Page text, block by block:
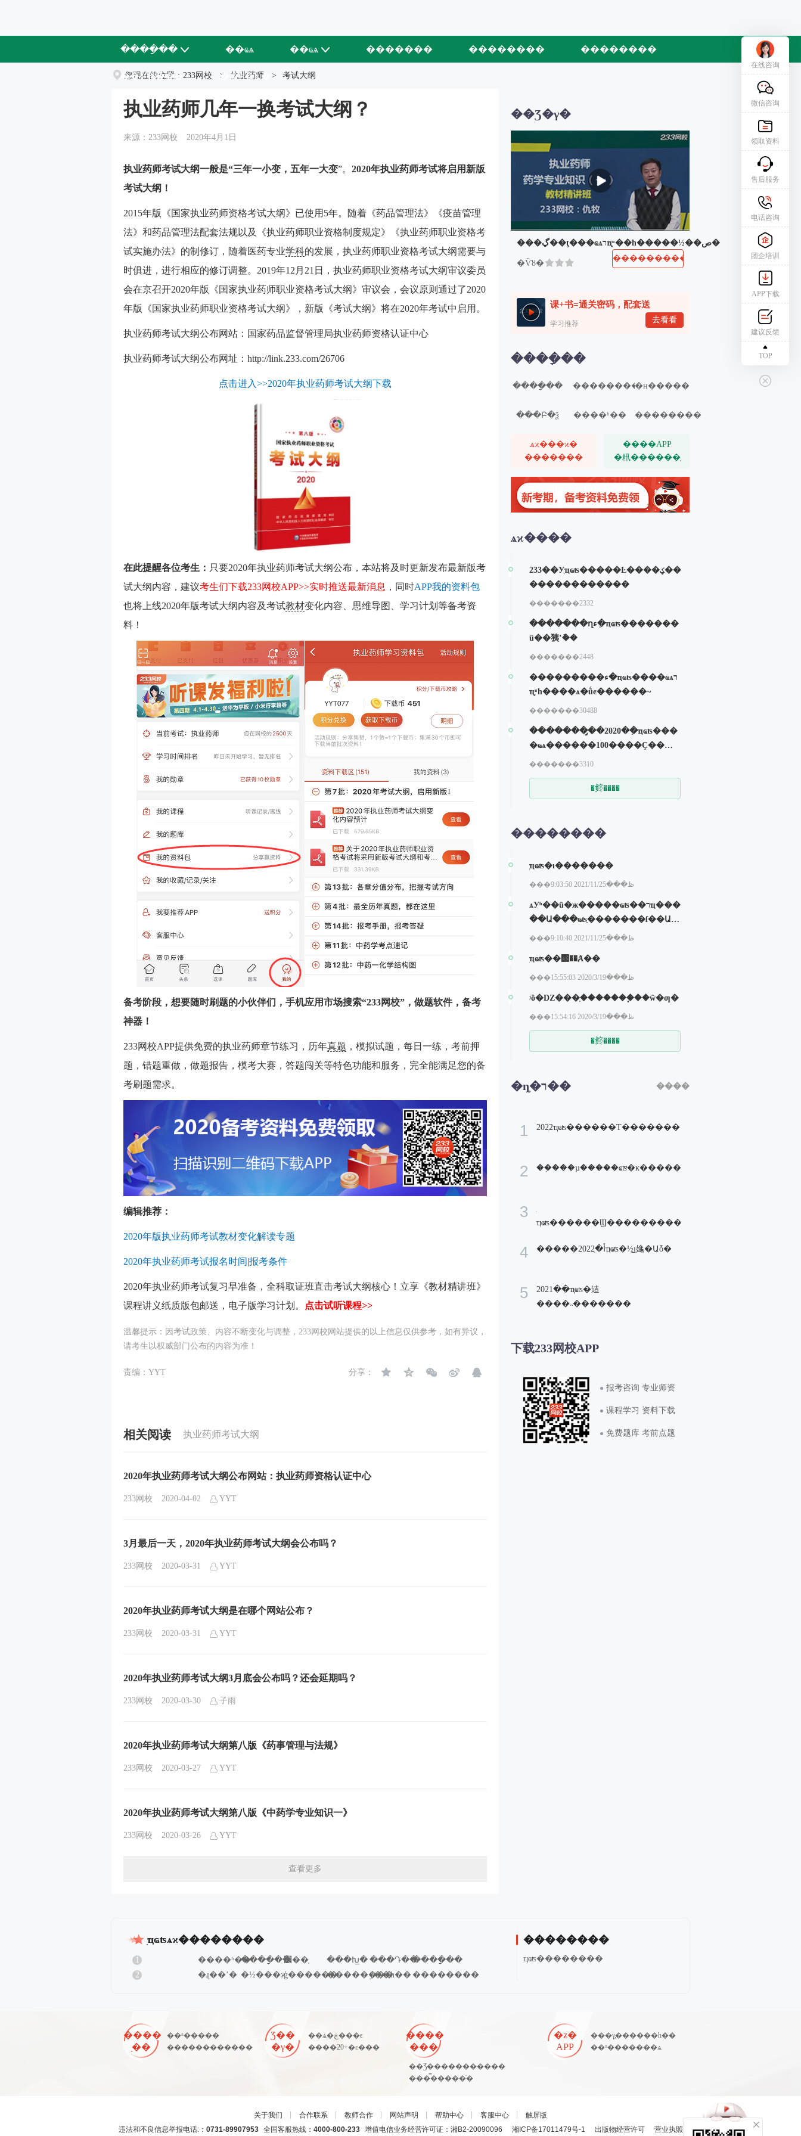
����ָ�� ��ҩѧ ��ҩѧ ������� �������� ��������
��У���� ��ʦ�Ŷ�
您现在的位置： 233网校 > 执业药师 > 考试大纲
执业药师几年一换考试大纲？
来源：233网校 2020年4月1日
执业药师考试大纲一般是“三年一小变，五年一大变”。 2020年执业药师考试将启用新版
考试大纲！
2015年版《国家执业药师资格考试大纲》已使用5年。随着《药品管理法》《疫苗管理
法》和药品管理法配套法规以及《执业药师职业资格制度规定》《执业药师职业资格考
试实施办法》的制修订，随着医药专业学科的发展，执业药师职业资格考试大纲需要与
时俱进，进行相应的修订调整。2019年12月21日，执业药师职业资格考试大纲审议委员
会在京召开2020年版《国家执业药师职业资格考试大纲》审议会，会议原则通过了2020
年版《国家执业药师职业资格考试大纲》，新版《考试大纲》将在2020年考试中启用。
执业药师考试大纲公布网站：国家药品监督管理局执业药师资格认证中心
执业药师考试大纲公布网址：http://link.233.com/26706
点击进入>>2020年执业药师考试大纲下载
在此提醒各位考生： 只要2020年执业药师考试大纲公布，本站将及时更新发布最新版考
试大纲内容，建议考生们下载233网校APP>>实时推送最新消息 ，同时APP我的资料包
也将上线2020年版考试大纲内容及考试教材变化内容、思维导图、学习计划等备考资
料！
备考阶段，想要随时刷题的小伙伴们，手机应用市场搜索“233网校”，做题软件，备考
神器！
233网校APP提供免费的执业药师章节练习，历年真题 ，模拟试题，每日一练，考前押
题，错题重做，做题报告，模考大赛，答题闯关等特色功能和服务，完全能满足您的备
考刷题需求。
编辑推荐：
2020年版执业药师考试教材变化解读专题
2020年执业药师考试报名时间|报考条件
2020年执业药师考试复习早准备，全科取证班直击考试大纲核心！立享《教材精讲班》
课程讲义纸质版包邮送，电子版学习计划。
点击试听课程>>
温馨提示：因考试政策、内容不断变化与调整，233网校网站提供的以上信息仅供参考，如有异议，
请考生以权威部门公布的内容为准！
责编：YYT 分享：
相关阅读 执业药师考试大纲
2020年执业药师考试大纲公布网站：执业药师资格认证中心
233网校 2020-04-02 YYT
3月最后一天，2020年执业药师考试大纲会公布吗？
233网校 2020-03-31 YYT
2020年执业药师考试大纲是在哪个网站公布？
233网校 2020-03-31 YYT
2020年执业药师考试大纲3月底会公布吗？还会延期吗？
233网校 2020-03-30 子雨
2020年执业药师考试大纲第八版《药事管理与法规》
233网校 2020-03-27 YYT
2020年执业药师考试大纲第八版《中药学专业知识一》
233网校 2020-03-26 YYT
查看更多
��Ʒ�γ�
���ڲ��ţ���ҩѧרҵ֪ʶ��һ�����½��ص�
�Ѷȣ�
����������
课+书=通关密码，配套送
学习推荐 去看看
����ָ��
����ָ�� ���������н�����
���Բ�ѯ ����ʱ�� ��������
ѧϰ���ϰ�
�������
����APP
�籸������֤
ѧϰ����
233��Уִҵҩʦ�����Ŀ����ؼ���
������������
�������2332
�������ղء�ִҵҩʦ�������
ü��㹫ʽ�ܽ�
�������2448
���������ء�ִҵҩʦ����ҩѧר
ҵ֪ʶһ����ѧ�ṹͼ������~
�������30488
��������̡�2020��ִҵҩʦ���
�ҩѧ������100����Ҫ���
�
�������3310
�鿴����
��������
ְҵҩʦ�ı�������
���ظ���2021/11/25 9:03:50
ѧУʱ��û�ж�����ҩʦ��רҵ���
��Ա���ҩʦ֤�������ſ��Ա�
����ҩʦ֤��
���ظ���2021/11/25 9:10:40
ִҵҩʦ��΢��Ⱥ��
���ظ���2020/3/19 15:55:03
ʲô�Ǳ���֤�������֪��ŵ�ƣ�
���ظ���2020/3/19 15:54:16
�鿴����
�ȵ�ר�� ����
1
2 ��֤���µ�����ҩʦͬ�к�����һ�����battle�ɣ�
3
4 �����أ�2022ִҵҩʦ�½̲ı䶯�Աȱ�
5
2021��ִҵҩʦ�迼
����˵�������
下载233网校APP
报考咨询 专业师资
课程学习 资料下载
免费题库 考前点题
ִҵҩʦѧϰ��������
1
����ʱ������ָ��׼��֤ ���Խ̲� ���Դ������ָ��
2
�ɻ��ʼ� �½���ϰģ��������������
ÿ��һ����������
��������
ִҵҩʦ��������
����
ָ��
��ʱ�����
������������
Ʒ��
�γ�
��ѧ�ڿ���ϵ
����20+�ε���
����
���
��Ʒ�����������
���̿�����ֿ�
�ƶ�
APP
���γ̡������һ��
��ʱ�������ѧ
关于我们 ┊ 合作联系 ┊ 教师合作 ┊ 网站声明 ┊ 帮助中心 ┊ 客服中心 ┊ 触屏版
违法和不良信息举报电话:： 0731-89907953全国客服热线： 4000-800-233增值电信业务经营许可证：湘B2-20090096 湘ICP备17011479号-1 出版物经营许可 营业执照
在线咨询
微信咨询
领取资料
售后服务
电话咨询
团企培训
APP下载
建议反馈
TOP